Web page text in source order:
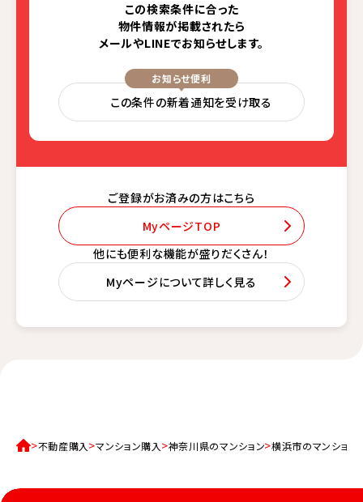
この検索条件に合った
物件情報が掲載されたら
メールやLINEでお知らせします。
お知らせ便利
この条件の新着通知を受け取る
他にも便利な機能が盛りだくさん！
Myページについて詳しく見る
ご登録がお済みの方はこちら
MyページTOP
不動産購入 マンション購入 神奈川県のマンション 横浜市のマンション